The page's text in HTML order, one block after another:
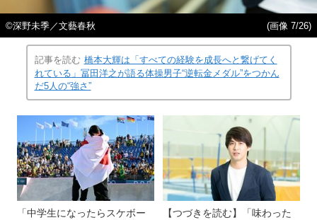
©深野未季／文藝春秋 (画像 7/26)
記事を読む 橋本大輝は「すべての経験を成長へと繋げてく
れている」冨田洋之が語る体操男子“逆転金メダル”をつかん
だ5人の“強さ”
「中学生になったらスケボー
【つづきを読む】「味わった